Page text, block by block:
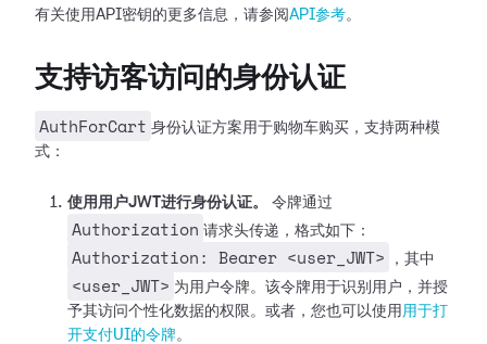
有关使用API密钥的更多信息，请参阅 API参考。
支持访客访问的身份认证
AuthForCart 身份认证方案用于购物车购买，支持两种模
式：
使用用户JWT进行身份认证。 令牌通过
Authorization 请求头传递，格式如下：
Authorization: Bearer <user_JWT> ，其中
<user_JWT> 为用户令牌。该令牌用于识别用户，并授
予其访问个性化数据的权限。或者，您也可以使用 用于打
开支付UI的令牌。